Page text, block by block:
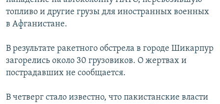
поискуСЕВЕР.РЕАЛИИ
СИБИРЬ.РЕАЛИИ
ПОДПИШИТЕСЬ НА РАССЫЛКУ
топливо и другие грузы для иностранных военных
в Афганистане.
В результате ракетного обстрела в городе Шикарпур
загорелись около 30 грузовиков. О жертвах и
пострадавших не сообщается.
В четверг стало известно, что пакистанские власти